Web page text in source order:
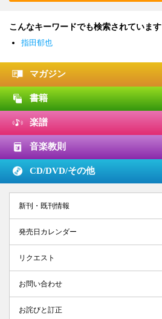
こんなキーワードでも検索されています
指田郁也
マガジン
書籍
楽譜
音楽教則
CD/DVD/その他
新刊・既刊情報
発売日カレンダー
リクエスト
お問い合わせ
お詫びと訂正